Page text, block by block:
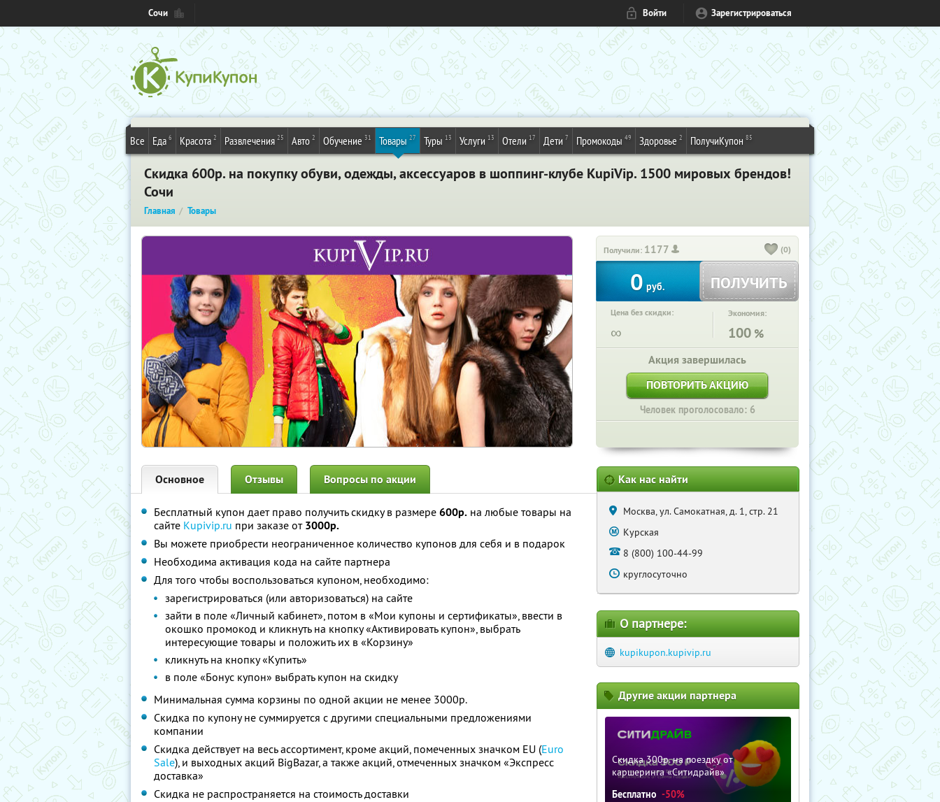
Сочи Войти Зарегистрироваться
Все Еда 6 Красота 2 Развлечения 25 Авто 2 Обучение 31 Товары 27 Туры 13 Услуги 13 Отели 17 Дети 7 Промокоды 49 Здоровье 2 ПолучиКупон 85
Скидка 600р. на покупку обуви, одежды, аксессуаров в шоппинг-клубе KupiVip. 1500 мировых брендов!
Сочи
Главная Товары
Получили: 1177 (0)
0 руб. ПОЛУЧИТЬ
Цена без скидки:
∞
Экономия:
100 %
Акция завершилась
ПОВТОРИТЬ АКЦИЮ
Человек проголосовало: 6
Основное Отзывы Вопросы по акции
Бесплатный купон дает право получить скидку в размере 600р. на любые товары на
сайте Kupivip.ru при заказе от 3000р.
Вы можете приобрести неограниченное количество купонов для себя и в подарок
Необходима активация кода на сайте партнера
Для того чтобы воспользоваться купоном, необходимо:
зарегистрироваться (или авторизоваться) на сайте
зайти в поле «Личный кабинет», потом в «Мои купоны и сертификаты», ввести в
окошко промокод и кликнуть на кнопку «Активировать купон», выбрать
интересующие товары и положить их в «Корзину»
кликнуть на кнопку «Купить»
в поле «Бонус купон» выбрать купон на скидку
Минимальная сумма корзины по одной акции не менее 3000р.
Скидка по купону не суммируется с другими специальными предложениями
компании
Скидка действует на весь ассортимент, кроме акций, помеченных значком EU (Euro
Sale), и выходных акций BigBazar, а также акций, отмеченных значком «Экспресс
доставка»
Скидка не распространяется на стоимость доставки
Как нас найти
Москва, ул. Самокатная, д. 1, стр. 21
Курская
8 (800) 100-44-99
круглосуточно
О партнере:
kupikupon.kupivip.ru
Другие акции партнера
Скидка 300р. на поездку от
каршеринга «Ситидрайв»
Бесплатно -50%